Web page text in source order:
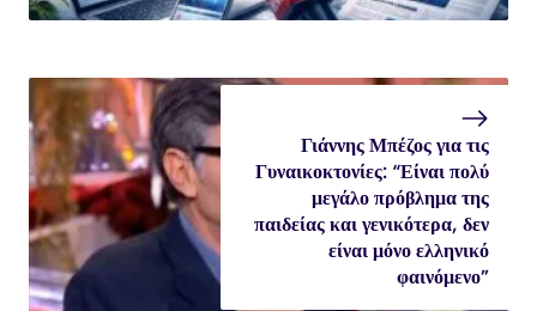
Γιάννης Μπέζος για τις
Γυναικοκτονίες: “Είναι πολύ
μεγάλο πρόβλημα της
παιδείας και γενικότερα, δεν
είναι μόνο ελληνικό
φαινόμενο”